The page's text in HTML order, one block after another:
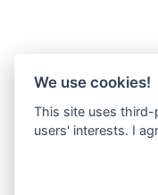
We use cookies!
This site uses
users' interests. I